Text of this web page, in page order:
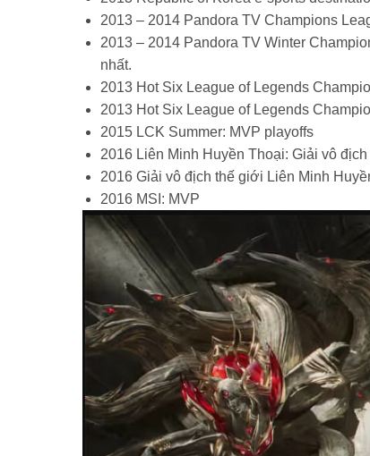
2013 – 2014 Pandora TV Champions
2013 – 2014 Pandora TV Winter
nhất.
2013 Hot Six League of Legends
2013 Hot Six League of Legends
2015 LCK Summer: MVP playoffs
2016 Liên Minh Huyền Thoại: Giải vô
2016 Giải vô địch thế giới Liên Minh
2016 MSI: MVP